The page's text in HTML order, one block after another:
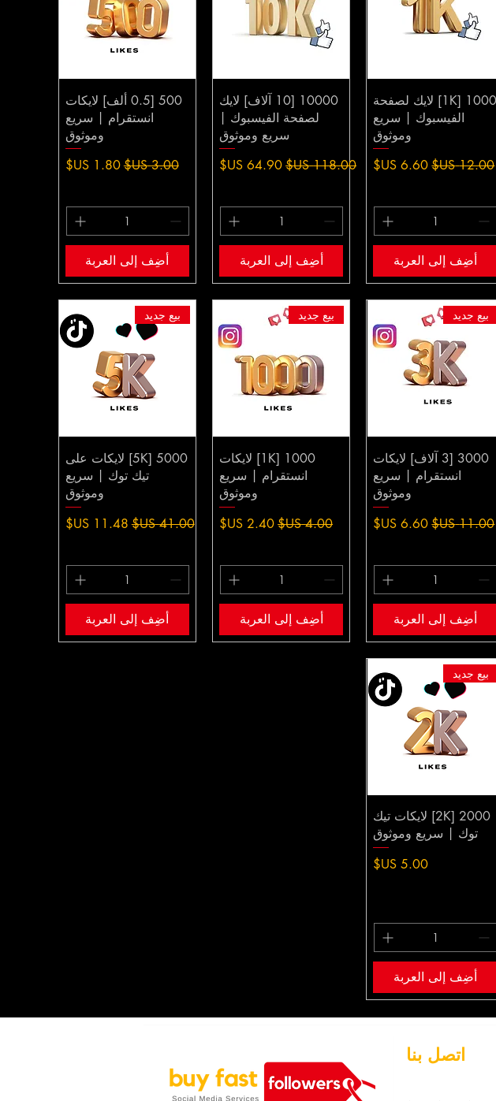
1000 [1K] لايك لصفحة
الفيسبوك | سريع
وموثوق
سعر عادي‏12.00 US$ سعر البيع
أضِف إلى العربة
10000 [10 آلاف] لايك
لصفحة الفيسبوك |
سريع وموثوق
سعر عادي
سعر البيع
أضِف إلى العربة
500 [0.5 ألف] لايكات
انستقرام | سريع
وموثوق
سعر عادي‏3.00 US$ سعر البيع‏1.80 US$
أضِف إلى العربة
بيع جديد
3000 [3 آلاف] لايكات
انستقرام | سريع
وموثوق
سعر عادي‏11.00 US$ سعر البيع
أضِف إلى العربة
بيع جديد
1000 [1K] لايكات
انستقرام | سريع
وموثوق
سعر عادي سعر البيع
أضِف إلى العربة
بيع جديد
5000 [5K] لايكات على
تيك توك | سريع
وموثوق
سعر عادي‏41.00 US$ سعر البيع
أضِف إلى العربة
بيع جديد
2000 [2K] لايكات تيك
توك | سريع وموثوق
السعر
أضِف إلى العربة
اتصل بنا